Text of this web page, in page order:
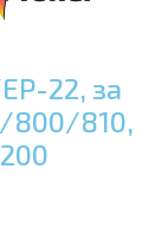
22, за
800/810,